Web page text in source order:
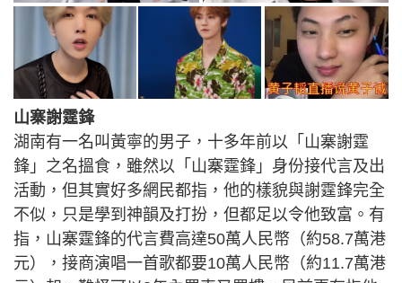
山寨謝霆鋒
湖南有一名叫黃寧的男子，十多年前以「山寨謝霆
鋒」之名搵食，雖然以「山寨霆鋒」身份接代言及出
活動，但其實好多網民都指，他的樣貌與謝霆鋒完全
不似，只是學到神韻及打扮，但都足以令他致富。有
指，山寨霆鋒的代言費高達50萬人民幣（約58.7萬港
元），接商演唱一首歌都要10萬人民幣（約11.7萬港